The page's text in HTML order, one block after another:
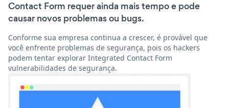
Contact Form requer ainda mais tempo e pode
causar novos problemas ou bugs.
Conforme sua empresa continua a crescer, é provável que
você enfrente problemas de segurança, pois os hackers
podem tentar explorar Integrated Contact Form
vulnerabilidades de segurança.